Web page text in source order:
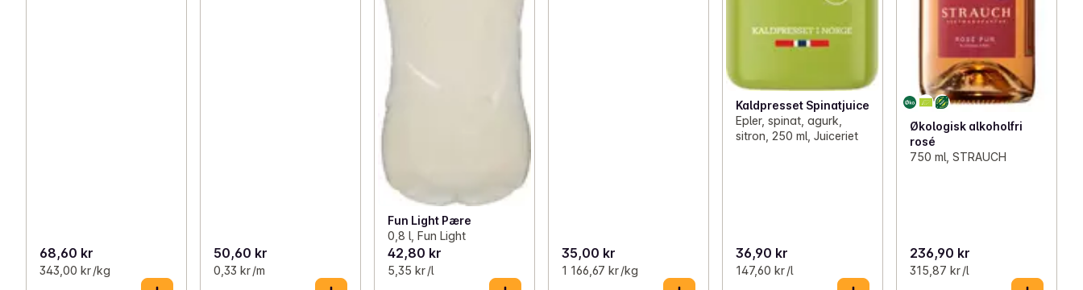
68,60 kr
343,00 kr /kg
50,60 kr
0,33 kr /m
Fun Light Pære
0,8 l, Fun Light
42,80 kr
5,35 kr /l
35,00 kr
1 166,67 kr /kg
Kaldpresset Spinatjuice
Epler, spinat, agurk,
sitron, 250 ml, Juiceriet
36,90 kr
147,60 kr /l
Økologisk alkoholfri
rosé
750 ml, STRAUCH
236,90 kr
315,87 kr /l